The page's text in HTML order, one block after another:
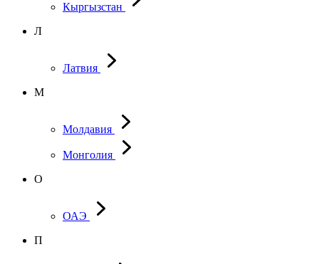
Кыргызстан
Л
Латвия
М
Молдавия
Монголия
О
ОАЭ
П